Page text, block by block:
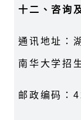
十二、咨询
通讯地址：
南华大学招
邮政编码：